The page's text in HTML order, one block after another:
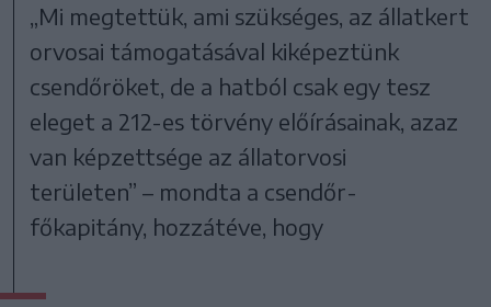
„Mi megtettük, ami szükséges, az állatkert
orvosai támogatásával kiképeztünk
csendőröket, de a hatból csak egy tesz
eleget a 212-es törvény előírásainak, azaz
van képzettsége az állatorvosi
területen” – mondta a csendőr-
főkapitány, hozzátéve, hogy